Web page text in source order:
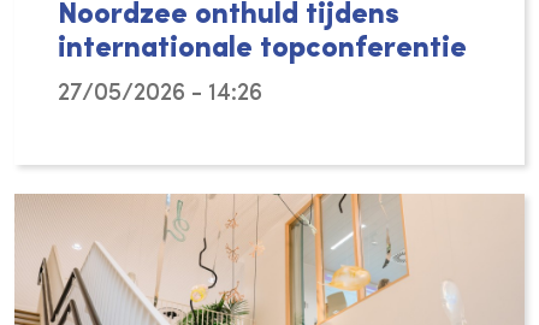
Noordzee onthuld tijdens
internationale topconferentie
27/05/2026 - 14:26